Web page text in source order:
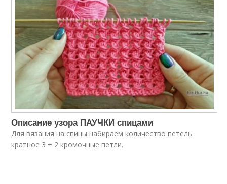
Описание узора ПАУЧКИ спицами
Для вязания на спицы набираем количество петель
кратное 3 + 2 кромочные петли.